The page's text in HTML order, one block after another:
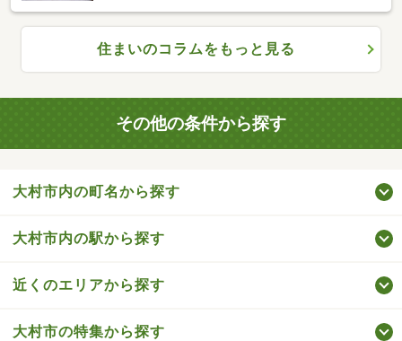
住まいのコラムをもっと見る
その他の条件から探す
大村市内の町名から探す
大村市内の駅から探す
近くのエリアから探す
大村市の特集から探す